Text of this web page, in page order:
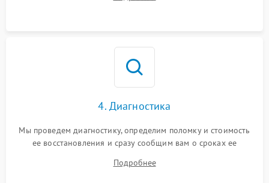
4. Диагностика
Мы проведем диагностику, определим поломку и стоимость
ее восстановления и сразу сообщим вам о сроках ее
Подробнее